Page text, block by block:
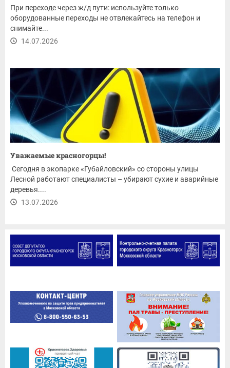
При переходе через ж/д пути: используйте только
оборудованные переходы не отвлекайтесь на телефон и
снимайте...
14.07.2026
Уважаемые красногорцы!
Сегодня в экопарке «Губайловский» со стороны улицы
Лесной работают специалисты – убирают сухие и аварийные
деревья....
13.07.2026